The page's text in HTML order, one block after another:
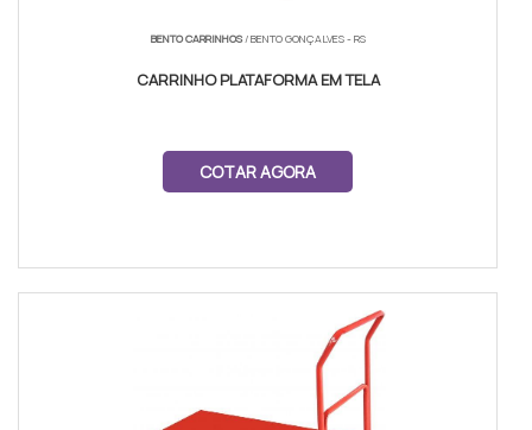
BENTO CARRINHOS/ BENTO GONÇALVES - RS
CARRINHO PLATAFORMA EM TELA
COTAR AGORA